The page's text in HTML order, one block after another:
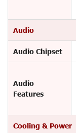
Audio
Audio Chipset
Audio
Features
Cooling & Power